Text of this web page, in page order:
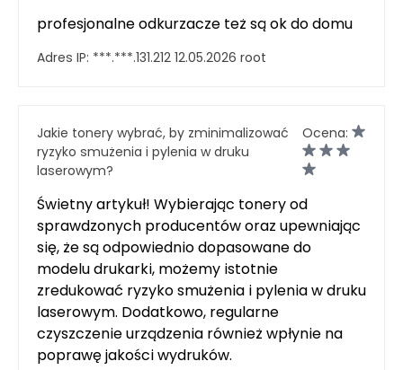
profesjonalne odkurzacze też są ok do domu
Adres IP: ***.***.131.212 12.05.2026 root
Jakie tonery wybrać, by zminimalizować
ryzyko smużenia i pylenia w druku
laserowym?
Ocena:
Świetny artykuł! Wybierając tonery od
sprawdzonych producentów oraz upewniając
się, że są odpowiednio dopasowane do
modelu drukarki, możemy istotnie
zredukować ryzyko smużenia i pylenia w druku
laserowym. Dodatkowo, regularne
czyszczenie urządzenia również wpłynie na
poprawę jakości wydruków.